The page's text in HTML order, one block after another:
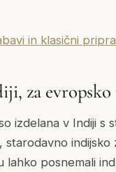
in klasični
za evropsko
izdelana v Indiji s
starodavno
lahko posnemali